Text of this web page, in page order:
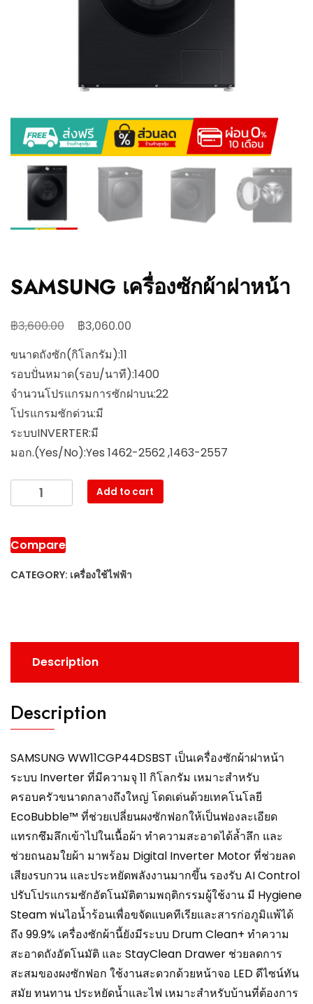
SAMSUNG เครื่องซักผ้าฝาหน้า
฿3,600.00 ฿3,060.00
ขนาดถังซัก(กิโลกรัม):11
รอบปั่นหมาด(รอบ/นาที):1400
จำนวนโปรแกรมการซักฝาบน:22
โปรแกรมซักด่วน:มี
ระบบINVERTER:มี
มอก.(Yes/No):Yes 1462-2562 ,1463-2557
Add to cart
Compare
CATEGORY: เครื่องใช้ไฟฟ้า
Description
Description
SAMSUNG WW11CGP44DSBST เป็นเครื่องซักผ้าฝาหน้า
ระบบ Inverter ที่มีความจุ 11 กิโลกรัม เหมาะสำหรับ
ครอบครัวขนาดกลางถึงใหญ่ โดดเด่นด้วยเทคโนโลยี
EcoBubble™ ที่ช่วยเปลี่ยนผงซักฟอกให้เป็นฟองละเอียด
แทรกซึมลึกเข้าไปในเนื้อผ้า ทำความสะอาดได้ล้ำลึก และ
ช่วยถนอมใยผ้า มาพร้อม Digital Inverter Motor ที่ช่วยลด
เสียงรบกวน และประหยัดพลังงานมากขึ้น รองรับ AI Control
ปรับโปรแกรมซักอัตโนมัติตามพฤติกรรมผู้ใช้งาน มี Hygiene
Steam พ่นไอน้ำร้อนเพื่อขจัดแบคทีเรียและสารก่อภูมิแพ้ได้
ถึง 99.9% เครื่องซักผ้านี้ยังมีระบบ Drum Clean+ ทำความ
สะอาดถังอัตโนมัติ และ StayClean Drawer ช่วยลดการ
สะสมของผงซักฟอก ใช้งานสะดวกด้วยหน้าจอ LED ดีไซน์ทัน
สมัย ทนทาน ประหยัดน้ำและไฟ เหมาะสำหรับบ้านที่ต้องการ